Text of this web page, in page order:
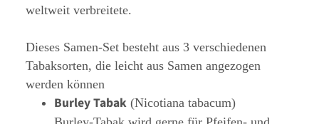
weltweit verbreitete.
Dieses Samen-Set besteht aus 3 verschiedenen
Tabaksorten, die leicht aus Samen angezogen
werden können
Burley Tabak (Nicotiana tabacum)